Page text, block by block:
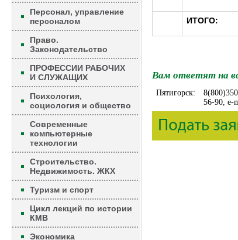
Персонал, управление
персоналом
Право.
Законодательство
ПРОФЕССИИ РАБОЧИХ
И СЛУЖАЩИХ
Психология,
социология и общество
Современные
компьютерные
технологии
Строительство.
Недвижимость. ЖКХ
Туризм и спорт
Цикл лекций по истории
КМВ
Экономика
ИТОГО:
Вам ответят на
Пятигорск:
56-90, e-